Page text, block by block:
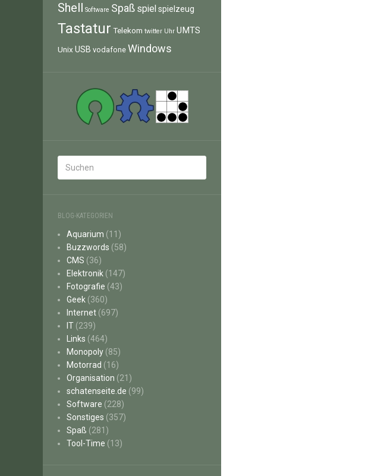
Shell Software Spaß spiel spielzeug
Tastatur Telekom twitter Uhr UMTS
Unix USB vodafone Windows
BLOG-KATEGORIEN
Aquarium (11)
Buzzwords (58)
CMS (36)
Elektronik (147)
Fotografie (43)
Geek (360)
Internet (697)
IT (239)
Links (464)
Monopoly (85)
Motorrad (16)
Organisation (21)
schatenseite.de (99)
Software (228)
Sonstiges (357)
Spaß (281)
Tool-Time (13)